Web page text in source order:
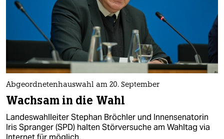
Abgeordnetenhauswahl am 20. September
Wachsam in die Wahl
Landeswahlleiter Stephan Bröchler und Innensenatorin
Iris Spranger (SPD) halten Störversuche am Wahltag via